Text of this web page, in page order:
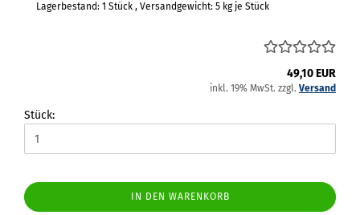
Lagerbestand: 1 Stück , Versandgewicht: 5 kg je Stück
49,10 EUR
inkl. 19% MwSt. zzgl. Versand
Stück:
IN DEN WARENKORB